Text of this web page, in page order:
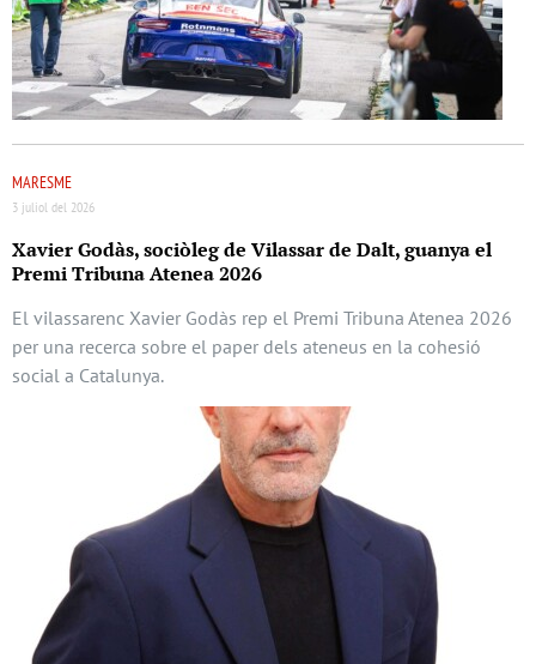
MARESME
3 juliol del 2026
Xavier Godàs, sociòleg de Vilassar de Dalt, guanya el
Premi Tribuna Atenea 2026
El vilassarenc Xavier Godàs rep el Premi Tribuna Atenea 2026
per una recerca sobre el paper dels ateneus en la cohesió
social a Catalunya.